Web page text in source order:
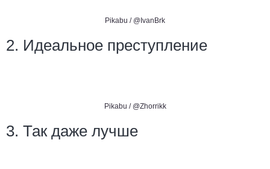
Pikabu / @IvanBrk
2. Идеальное преступление
Pikabu / @Zhorrikk
3. Так даже лучше